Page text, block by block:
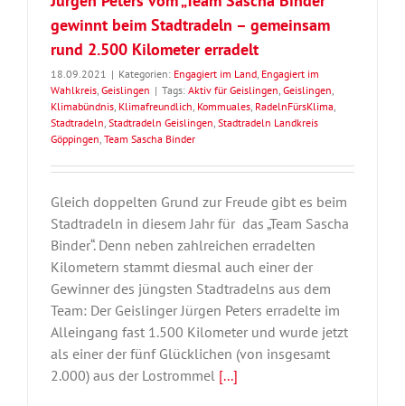
gewinnt beim Stadtradeln – gemeinsam
rund 2.500 Kilometer erradelt
18.09.2021 | Kategorien: Engagiert im Land Engagiert im
Wahlkreis Geislingen | Tags: Aktiv für Geislingen Geislingen
Klimabündnis Klimafreundlich Kommuales RadelnFürsKlima
Stadtradeln Stadtradeln Geislingen Stadtradeln Landkreis
Göppingen Team Sascha Binder
Gleich doppelten Grund zur Freude gibt es beim
Stadtradeln in diesem Jahr für das „Team Sascha
Binder“. Denn neben zahlreichen erradelten
Kilometern stammt diesmal auch einer der
Gewinner des jüngsten Stadtradelns aus dem
Team: Der Geislinger Jürgen Peters erradelte im
Alleingang fast 1.500 Kilometer und wurde jetzt
als einer der fünf Glücklichen (von insgesamt
2.000) aus der Lostrommel [...]